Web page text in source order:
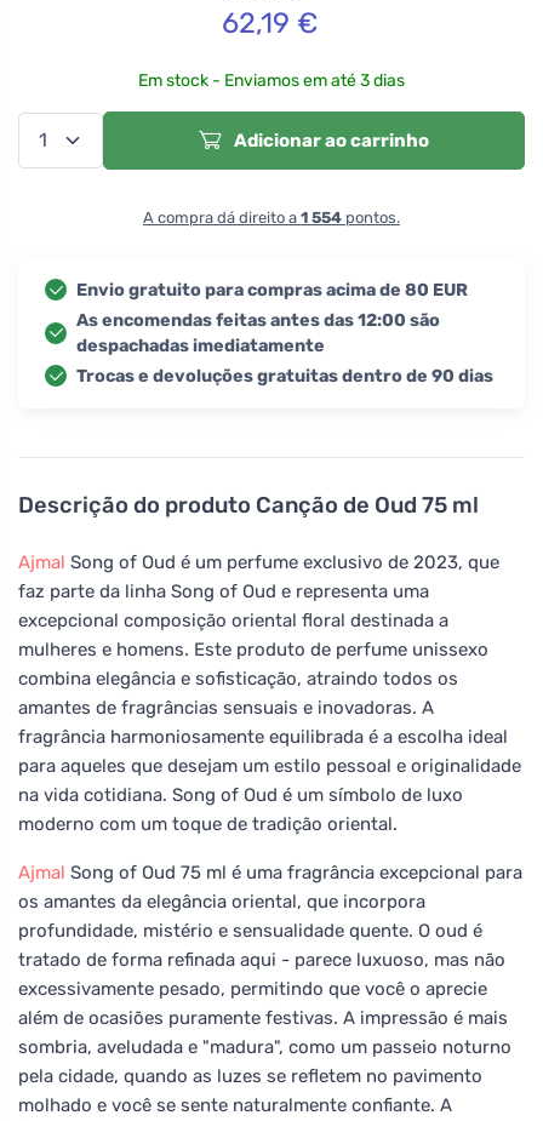
Descrição do produto Canção de Oud 75 ml
Ajmal Song of Oud é um perfume exclusivo de 2023, que
faz parte da linha Song of Oud e representa uma
excepcional composição oriental floral destinada a
mulheres e homens. Este produto de perfume unissexo
combina elegância e sofisticação, atraindo todos os
amantes de fragrâncias sensuais e inovadoras. A
fragrância harmoniosamente equilibrada é a escolha ideal
para aqueles que desejam um estilo pessoal e originalidade
na vida cotidiana. Song of Oud é um símbolo de luxo
moderno com um toque de tradição oriental.
Ajmal Song of Oud 75 ml é uma fragrância excepcional para
os amantes da elegância oriental, que incorpora
profundidade, mistério e sensualidade quente. O oud é
tratado de forma refinada aqui - parece luxuoso, mas não
excessivamente pesado, permitindo que você o aprecie
além de ocasiões puramente festivas. A impressão é mais
sombria, aveludada e "madura", como um passeio noturno
pela cidade, quando as luzes se refletem no pavimento
molhado e você se sente naturalmente confiante. A
62,19 €
Em stock - Enviamos em até 3 dias
Adicionar ao carrinho
A compra dá direito a 1 554 pontos.
Envio gratuito para compras acima de 80 EUR
As encomendas feitas antes das 12:00 são
despachadas imediatamente
Trocas e devoluções gratuitas dentro de 90 dias